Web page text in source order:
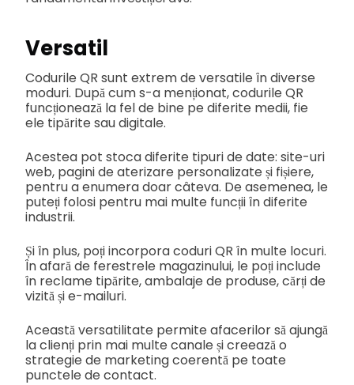
Versatil
Codurile QR sunt extrem de versatile în diverse
moduri. După cum s-a menționat, codurile QR
funcționează la fel de bine pe diferite medii, fie
ele tipărite sau digitale.
Acestea pot stoca diferite tipuri de date: site-uri
web, pagini de aterizare personalizate și fișiere,
pentru a enumera doar câteva. De asemenea, le
puteți folosi pentru mai multe funcții în diferite
industrii.
Și în plus, poți incorpora coduri QR în multe locuri.
În afară de ferestrele magazinului, le poți include
în reclame tipărite, ambalaje de produse, cărți de
vizită și e-mailuri.
Această versatilitate permite afacerilor să ajungă
la clienți prin mai multe canale și creează o
strategie de marketing coerentă pe toate
punctele de contact.